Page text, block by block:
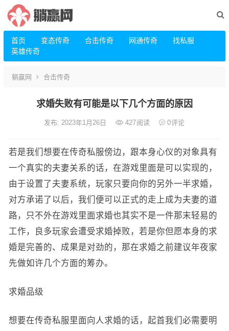
首页 变态传奇 合击传奇 网通传奇
找私服
英雄传奇
躺赢网 合击传奇
求婚失败有可能是以下几个方面的原因
发布: 2023年1月26日 427阅读 0评论
若是我们想要在传奇私服傍边，跟本身心仪的对象具有
一个真实的夫妻关系的话，在游戏里面是可以实现的，
由于设置了夫妻系统，玩家只要向你的另外一半求婚，
对方承诺了以后，我们便可以正式的走上成为夫妻的道
路，只不外在游戏里面求婚也其实不是一件那末轻易的
工作，良多玩家会遭受求婚掉败，若是你但愿本身的求
婚是完善的、成果是对劲的，那在求婚之前建议年夜家
先做如许几个方面的筹办。
求婚品级
想要在传奇私服里面向人求婚的话，起首我们必需要明